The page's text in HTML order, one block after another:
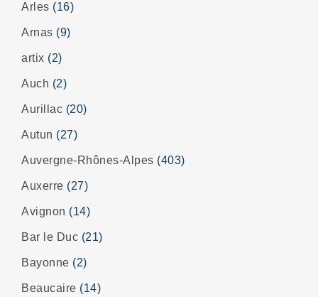
Arles (16)
Arnas (9)
artix (2)
Auch (2)
Aurillac (20)
Autun (27)
Auvergne-Rhônes-Alpes (403)
Auxerre (27)
Avignon (14)
Bar le Duc (21)
Bayonne (2)
Beaucaire (14)